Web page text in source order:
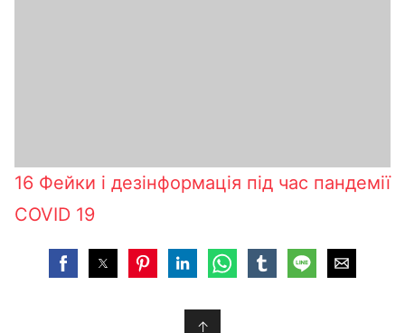
16 Фейки і дезінформація під час пандемії
COVID 19
↑